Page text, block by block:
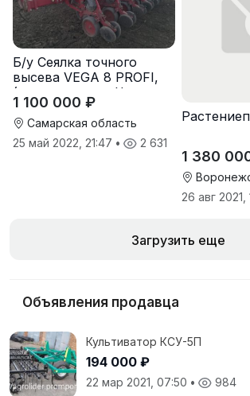
Б/у Сеялка точного
высева VEGA 8 PROFI,
(производство Червона
Зирка), 2016 г, в
отличном состоянии
1 100 000 ₽
Самарская область
25 май 2022, 21:47 • 2 631
1 380
26 авг 2021,
Загрузить еще
Объявления продавца
Культиватор КСУ-5П
194 000 ₽
22 мар 2021, 07:50 • 984